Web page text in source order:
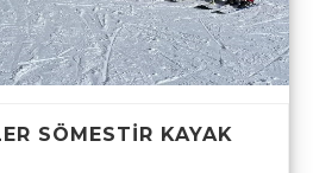
SÖMESTİR KAYAK